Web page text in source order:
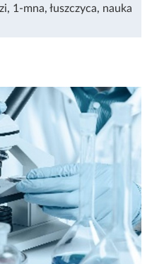
, 1-mna, łuszczyca, nauka